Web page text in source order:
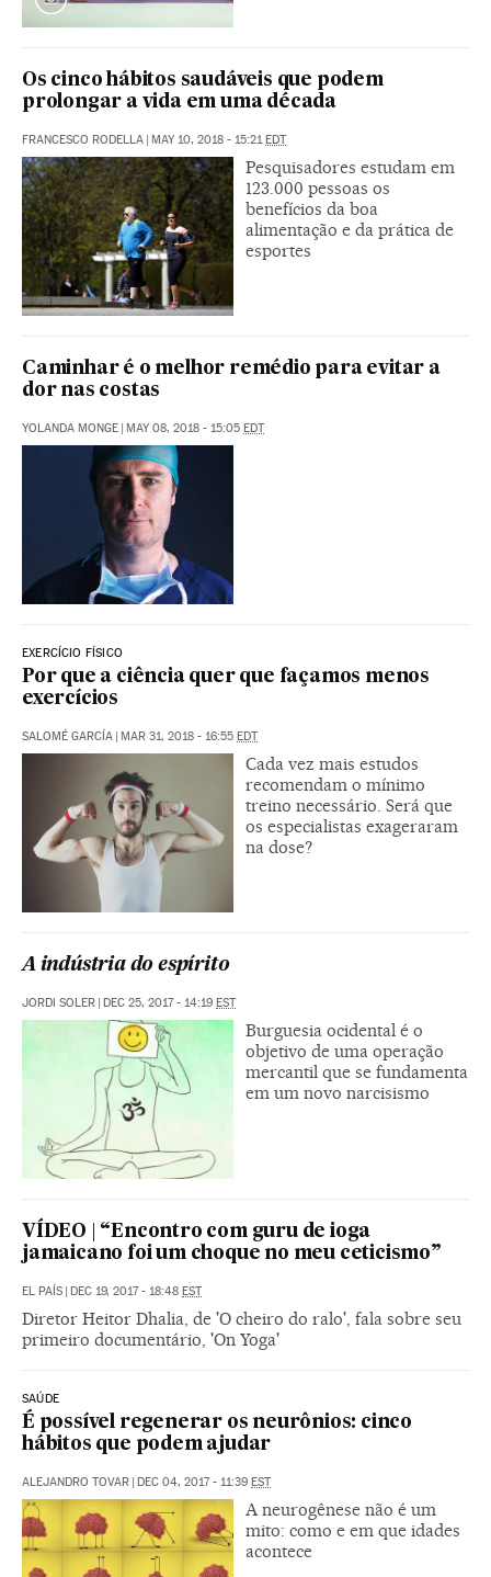
Os cinco hábitos saudáveis que podem
prolongar a vida em uma década
FRANCESCO RODELLA | MAY 10, 2018 - 15:21EDT
Pesquisadores estudam em
123.000 pessoas os
benefícios da boa
alimentação e da prática de
esportes
Caminhar é o melhor remédio para evitar a
dor nas costas
YOLANDA MONGE | MAY 08, 2018 - 15:05 EDT
EXERCÍCIO FÍSICO
Por que a ciência quer que façamos menos
exercícios
SALOMÉ GARCÍA | MAR 31, 2018 - 16:55 EDT
Cada vez mais estudos
recomendam o mínimo
treino necessário. Será que
os especialistas exageraram
na dose?
A indústria do espírito
JORDI SOLER | DEC 25, 2017 - 14:19 EST
Burguesia ocidental é o
objetivo de uma operação
mercantil que se fundamenta
em um novo narcisismo
VÍDEO | “Encontro com guru de ioga
jamaicano foi um choque no meu ceticismo”
EL PAÍS | DEC 19, 2017 - 18:48 EST
Diretor Heitor Dhalia, de 'O cheiro do ralo', fala sobre seu
primeiro documentário, 'On Yoga'
SAÚDE
É possível regenerar os neurônios: cinco
hábitos que podem ajudar
ALEJANDRO TOVAR | DEC 04, 2017 - 11:39 EST
A neurogênese não é um
mito: como e em que idades
acontece